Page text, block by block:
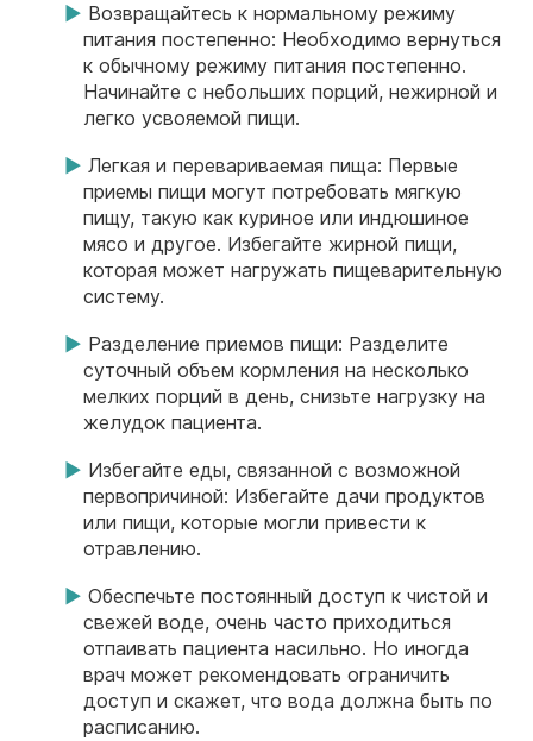
Возвращайтесь к нормальному режиму
питания постепенно: Необходимо вернуться
к обычному режиму питания постепенно.
Начинайте с небольших порций, нежирной и
легко усвояемой пищи.
Легкая и перевариваемая пища: Первые
приемы пищи могут потребовать мягкую
пищу, такую ​​как куриное или индюшиное
мясо и другое. Избегайте жирной пищи,
которая может нагружать пищеварительную
систему.
Разделение приемов пищи: Разделите
суточный объем кормления на несколько
мелких порций в день, снизьте нагрузку на
желудок пациента.
Избегайте еды, связанной с возможной
первопричиной: Избегайте дачи продуктов
или пищи, которые могли привести к
отравлению.
Обеспечьте постоянный доступ к чистой и
свежей воде, очень часто приходиться
отпаивать пациента насильно. Но иногда
врач может рекомендовать ограничить
доступ и скажет, что вода должна быть по
расписанию.